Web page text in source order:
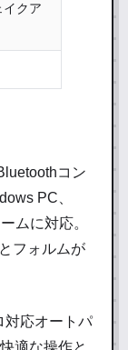
クア
コン
PC、
ムに対応。
フォルムが
対応オートパ
適な操作と